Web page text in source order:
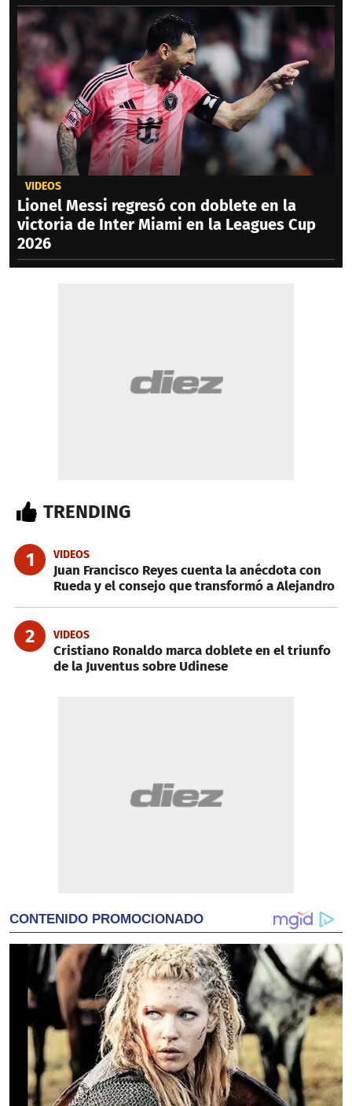
VIDEOS
Lionel Messi regresó con doblete en la
victoria de Inter Miami en la Leagues Cup
2026
TRENDING
1 VIDEOS
Juan Francisco Reyes cuenta la anécdota con
Rueda y el consejo que transformó a Alejandro
2 VIDEOS
Cristiano Ronaldo marca doblete en el triunfo
de la Juventus sobre Udinese